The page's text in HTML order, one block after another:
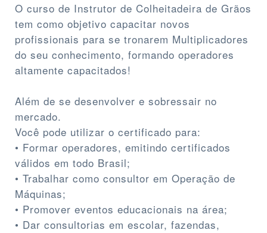
O curso de Instrutor de Colheitadeira de Grãos
tem como objetivo capacitar novos
profissionais para se tronarem Multiplicadores
do seu conhecimento, formando operadores
altamente capacitados!
Além de se desenvolver e sobressair no
mercado.
Você pode utilizar o certificado para:
• Formar operadores, emitindo certificados
válidos em todo Brasil;
• Trabalhar como consultor em Operação de
Máquinas;
• Promover eventos educacionais na área;
• Dar consultorias em escolar, fazendas,